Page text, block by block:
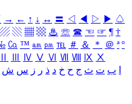
→ ← ↑ ↓ ↔ 〓 ◁ ◀ ▷ ▶ ♤
▨ ▧ ▦ ▩ ♨ ☏ ☎ ☜ ☞ ¶ †
㏇ ™ ㏂ ㏘ ℡ ＃ ＆ ＊ ＠ ª º
Ⅳ Ⅴ Ⅵ Ⅶ Ⅷ Ⅸ Ⅹ
ب ت ث ج ح خ د ذ ر ز س ش